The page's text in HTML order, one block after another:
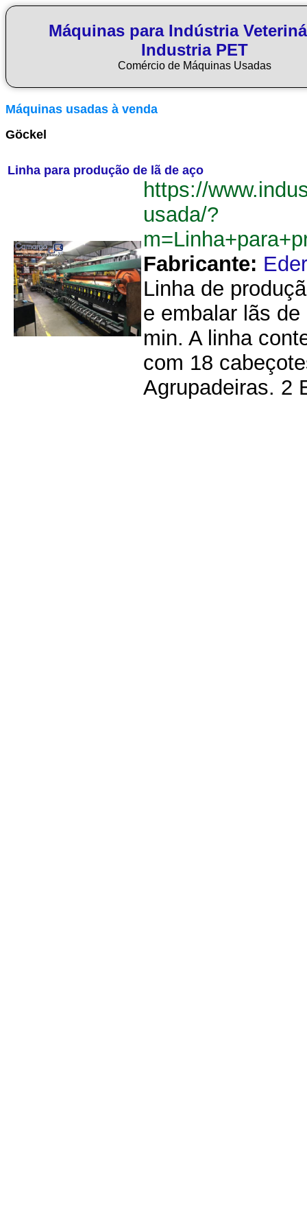
Máquinas para Indústria
Industria PET
Comércio de Máquinas Usadas
Máquinas usadas à venda
Göckel
Linha para produção de lã de aço
https://
usada/?
Fabricante: Eder
Linha de
e embalar lãs
min. A linha
com 18
Agrupadeiras. 2